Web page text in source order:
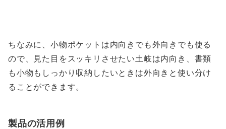
ちなみに、小物ポケットは内向きでも外向きでも使る
ので、見た目をスッキリさせたい土岐は内向き、書類
も小物もしっかり収納したいときは外向きと使い分け
ることができます。
製品の活用例